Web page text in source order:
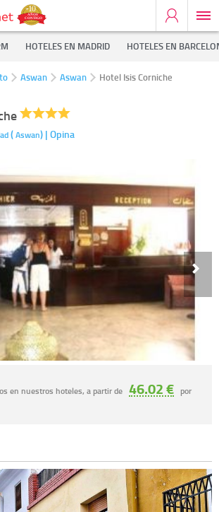
HOTELES EN MADRID HOTELES EN
Aswan Aswan Hotel Isis Corniche
(Aswan) | Opina
en nuestros hoteles, a partir de 46.02 € por